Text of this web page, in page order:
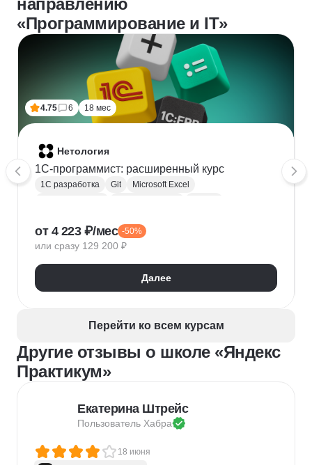
направлению
«Программирование и IT»
4.75 6 18 мес
Нетология
1C-программист: расширенный курс
1С разработка Git
Microsoft Excel
Конфигурирование 1С
от 4 223 ₽/мес -50%
или сразу 129 200 ₽
Далее
Перейти ко всем курсам
Другие отзывы о школе «Яндекс
Практикум»
Екатерина Штрейс
Пользователь Хабра
18 июня